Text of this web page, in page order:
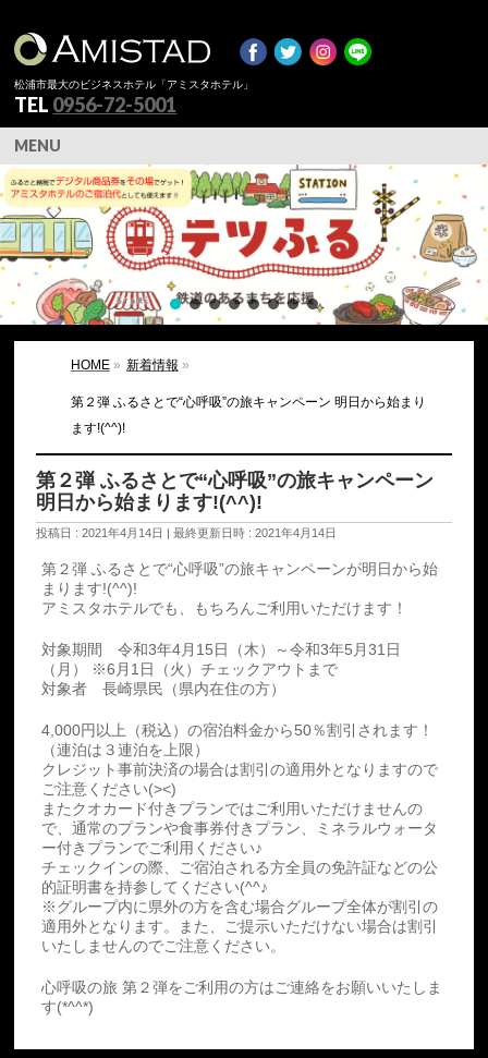
松浦市最大のビジネスホテル「アミスタホテル」
TEL 0956-72-5001
MENU
HOME» 新着情報 »
第２弾 ふるさとで“心呼吸”の旅キャンペーン 明日から始まり
ます!(^^)!
第２弾 ふるさとで“心呼吸”の旅キャンペーン
明日から始まります!(^^)!
投稿日 : 2021年4月14日 最終更新日時 : 2021年4月14日
第２弾 ふるさとで“心呼吸”の旅キャンペーンが明日から始
まります!(^^)!
アミスタホテルでも、もちろんご利用いただけます！
対象期間 令和3年4月15日（木）～令和3年5月31日
（月） ※6月1日（火）チェックアウトまで
対象者 長崎県民（県内在住の方）
4,000円以上（税込）の宿泊料金から50％割引されます！
（連泊は３連泊を上限）
クレジット事前決済の場合は割引の適用外となりますので
ご注意ください(><)
またクオカード付きプランではご利用いただけませんの
で、通常のプランや食事券付きプラン、ミネラルウォータ
ー付きプランでご利用ください♪
チェックインの際、ご宿泊される方全員の免許証などの公
的証明書を持参してください(^^♪
※グループ内に県外の方を含む場合グループ全体が割引の
適用外となります。また、ご提示いただけない場合は割引
いたしませんのでご注意ください。
心呼吸の旅 第２弾をご利用の方はご連絡をお願いいたしま
す(*^^*)